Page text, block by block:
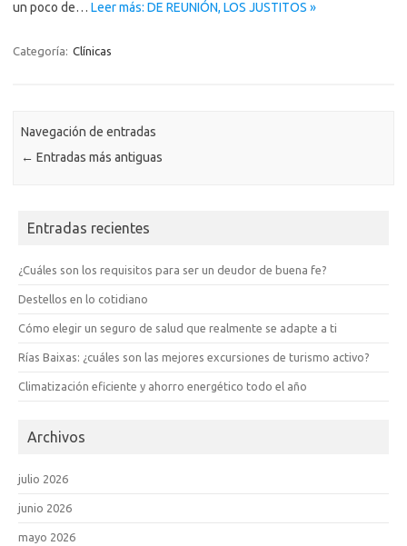
un poco de… Leer más: DE REUNIÓN, LOS JUSTITOS »
Categoría: Clínicas
Navegación de entradas
← Entradas más antiguas
Entradas recientes
¿Cuáles son los requisitos para ser un deudor de buena fe?
Destellos en lo cotidiano
Cómo elegir un seguro de salud que realmente se adapte a ti
Rías Baixas: ¿cuáles son las mejores excursiones de turismo activo?
Climatización eficiente y ahorro energético todo el año
Archivos
julio 2026
junio 2026
mayo 2026